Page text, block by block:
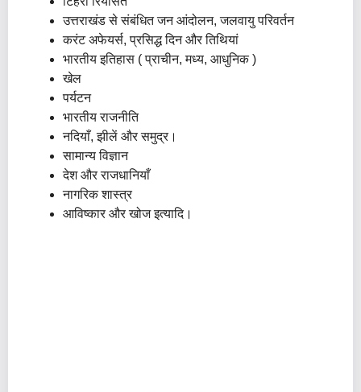
उत्तराखंड से संबंधित जन आंदोलन, जलवायु परिवर्तन
करंट अफेयर्स, प्रसिद्ध दिन और तिथियां
भारतीय इतिहास ( प्राचीन, मध्य, आधुनिक )
खेल
पर्यटन
भारतीय राजनीति
नदियाँ, झीलें और समुद्र।
सामान्य विज्ञान
देश और राजधानियाँ
नागरिक शास्त्र
आविष्कार और खोज इत्यादि।